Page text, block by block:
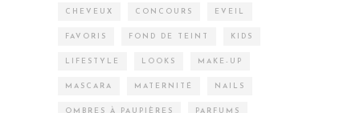
CHEVEUX CONCOURS EVEIL
FAVORIS FOND DE TEINT KIDS
LIFESTYLE LOOKS MAKE-UP
MASCARA MATERNITÉ NAILS
OMBRES À PAUPIÈRES PARFUMS